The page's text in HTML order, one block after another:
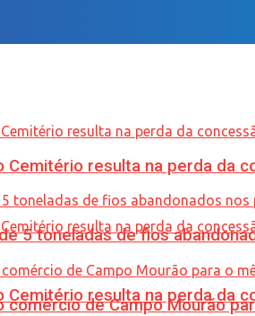
Cemitério resulta na perda da
Cemitério resulta na perda da
5 toneladas de fios
comércio de Campo Mourão